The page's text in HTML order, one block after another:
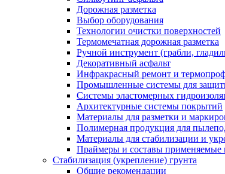
Дорожная разметка
Выбор оборудования
Технологии очистки поверхностей
Термомечатная дорожная разметка
Ручной инструмент (грабли,
Декоративный асфальт
Инфракрасный ремонт и
Промышленные системы для
Системы эластомерных
Архитектурные системы покрытий
Материалы для разметки и
Полимерная продукция для
Материалы для стабилизации и
Праймеры и составы применяемые
Стабилизация (укрепление) грунта
Общие рекомендации